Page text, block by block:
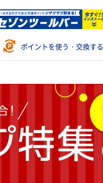
ポイントを使う・交換する